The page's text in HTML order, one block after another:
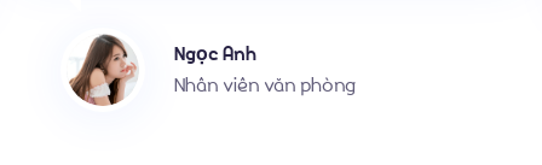
Ngọc Minh